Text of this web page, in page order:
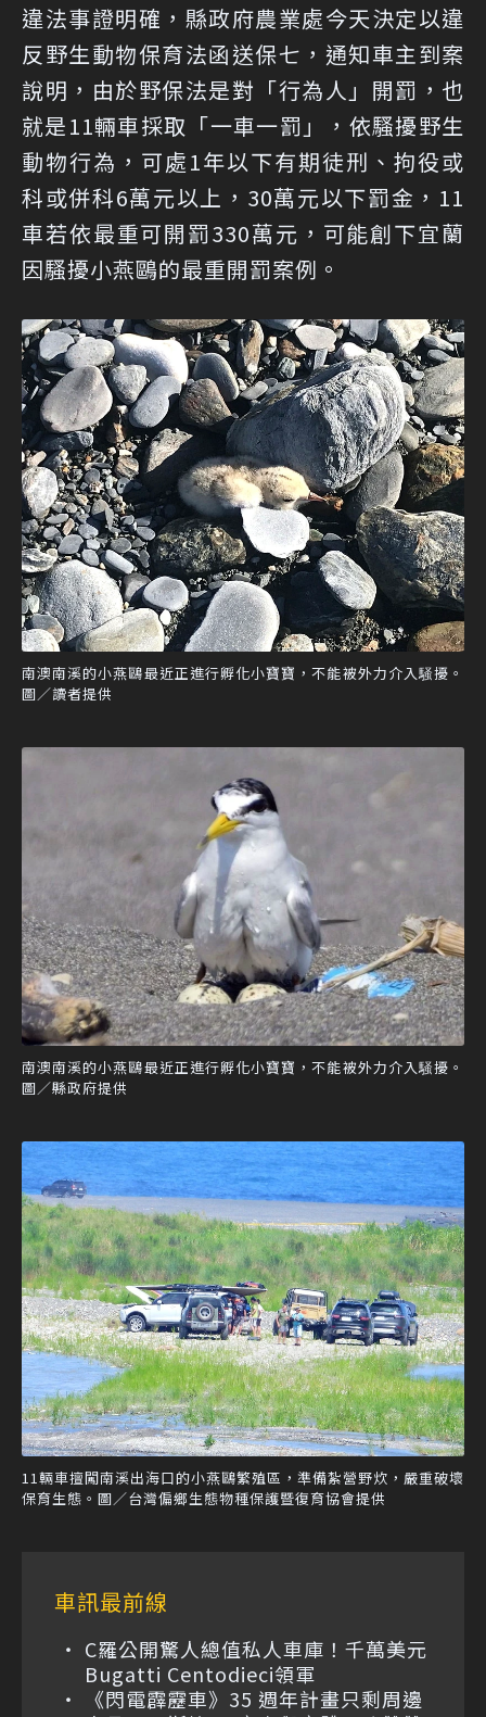
違法事證明確，縣政府農業處今天決定以違
反野生動物保育法函送保七，通知車主到案
說明，由於野保法是對「行為人」開罰，也
就是11輛車採取「一車一罰」，依騷擾野生
動物行為，可處1年以下有期徒刑、拘役或
科或併科6萬元以上，30萬元以下罰金，11
車若依最重可開罰330萬元，可能創下宜蘭
因騷擾小燕鷗的最重開罰案例。
南澳南溪的小燕鷗最近正進行孵化小寶寶，不能被外力介入騒擾。
圖／讀者提供
南澳南溪的小燕鷗最近正進行孵化小寶寶，不能被外力介入騒擾。
圖／縣政府提供
11輛車擅闖南溪出海口的小燕鷗繁殖區，準備紮營野炊，嚴重破壞
保育生態。圖／台灣偏鄉生態物種保護暨復育協會提供
車訊最前線
C羅公開驚人總值私人車庫！千萬美元
Bugatti Centodieci領軍
《閃電霹靂車》35 週年計畫只剩周邊